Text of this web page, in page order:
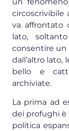
un
va affrontato
lato,
consentire un
dall’altro lato,
bello e
archiviate.
La prima ad
dei profughi è
politica